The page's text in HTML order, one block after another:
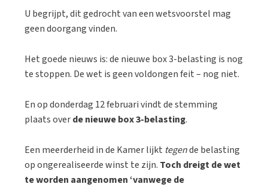
U begrijpt, dit gedrocht van een wetsvoorstel mag
geen doorgang vinden.
Het goede nieuws is: de nieuwe box 3-belasting is nog
te stoppen. De wet is geen voldongen feit – nog niet.
En op donderdag 12 februari vindt de stemming
plaats overde nieuwe box 3-belasting.
Een meerderheid in de Kamer lijkt tegende belasting
op ongerealiseerde winst te zijn. Toch dreigt de wet
te worden aangenomen ‘vanwege de